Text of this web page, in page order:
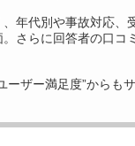
年代別や事故対応、
。さらに回答者の口
ーザー満足度”からも